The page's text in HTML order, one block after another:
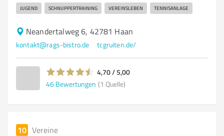
JUGEND SCHNUPPERTRAINING VEREINSLEBEN TENNISANLAGE
Neandertalweg 6, 42781 Haan
kontakt@rags-bistro.de tcgruiten.de/
4,70 / 5,00
46 Bewertungen (1 Quelle)
10 Vereine